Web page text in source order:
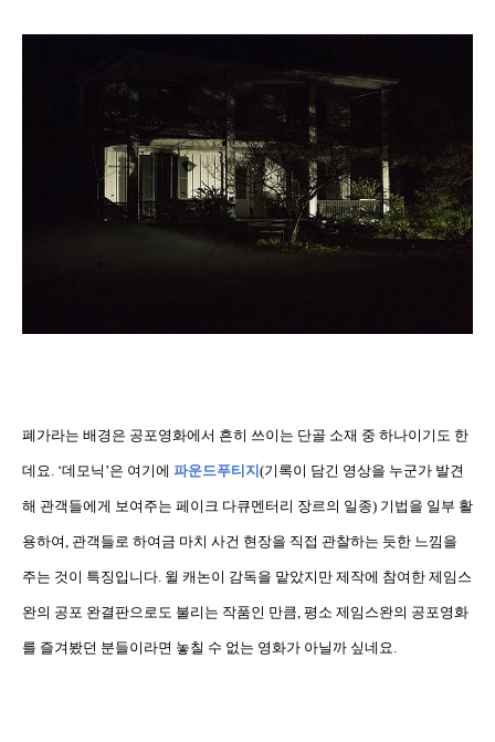
폐가라는 배경은 공포영화에서 흔히 쓰이는 단골 소재 중 하나이기도 한
데요 . ‘데모닉 ’은 여기에 파운드푸티지(기록이 담긴 영상을 누군가 발견
해 관객들에게 보여주는 페이크 다큐멘터리 장르의 일종) 기법을 일부 활
용하여 관객들로 하여금 마치 사건 현장을 직접 관찰하는 듯한 느낌을
주는 것이 특징입니다 윌 캐논이 감독을 맡았지만 제작에 참여한 제임스
완의 공포 완결판으로도 불리는 작품인 만큼 평소 제임스완의 공포영화
를 즐겨봤던 분들이라면 놓칠 수 없는 영화가 아닐까 싶네요